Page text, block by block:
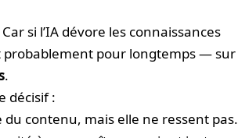
si l’IA dévore les connaissances
pour longtemps — sur
.
décisif :
du contenu, mais elle ne ressent pas.